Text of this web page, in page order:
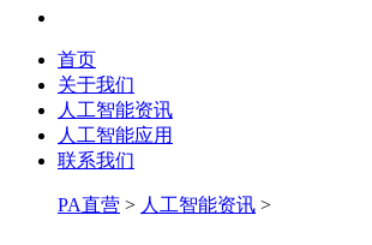
首页
关于我们
人工智能资讯
人工智能应用
联系我们
PA直营 > 人工智能资讯 >